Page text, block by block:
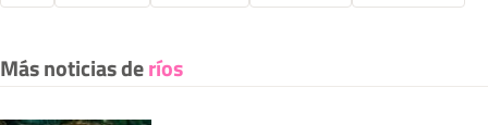
Más noticias deríos